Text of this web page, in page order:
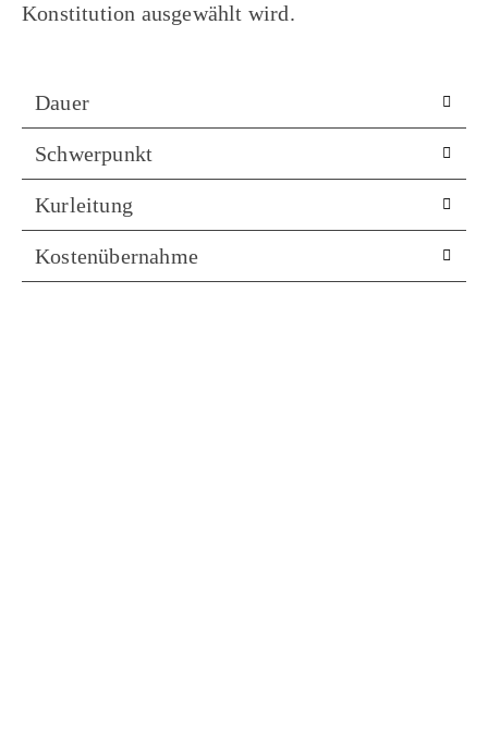
Konstitution ausgewählt wird.
Dauer
Schwerpunkt
Kurleitung
Kostenübernahme